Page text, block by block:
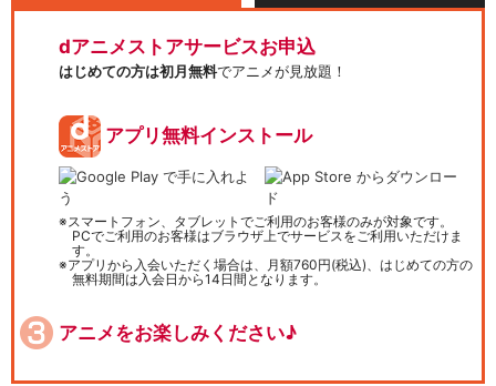
dアニメストアサービスお申込
はじめての方は初月無料でアニメが見放題！
アプリ無料インストール
スマートフォン、タブレットでご利用のお客様のみが対象です。
PCでご利用のお客様はブラウザ上でサービスをご利用いただけま
す。
アプリから入会いただく場合は、月額760円(税込)、はじめての方の
無料期間は入会日から14日間となります。
アニメをお楽しみください♪